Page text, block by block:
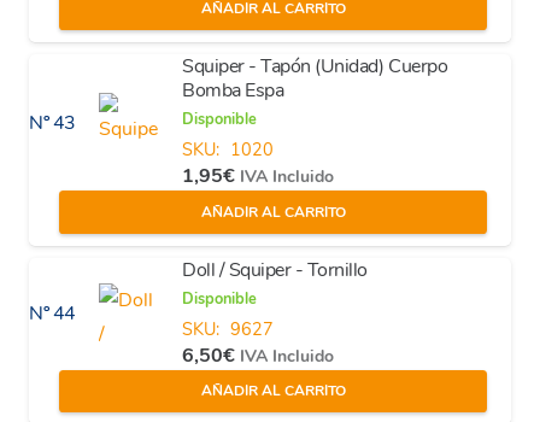
AÑADIR AL CARRITO
Nº 43
Squiper - Tapón (Unidad) Cuerpo
Bomba Espa
Disponible
SKU: 1020
1,95€ IVA Incluido
AÑADIR AL CARRITO
Nº 44
Doll / Squiper - Tornillo
Disponible
SKU: 9627
6,50€ IVA Incluido
AÑADIR AL CARRITO